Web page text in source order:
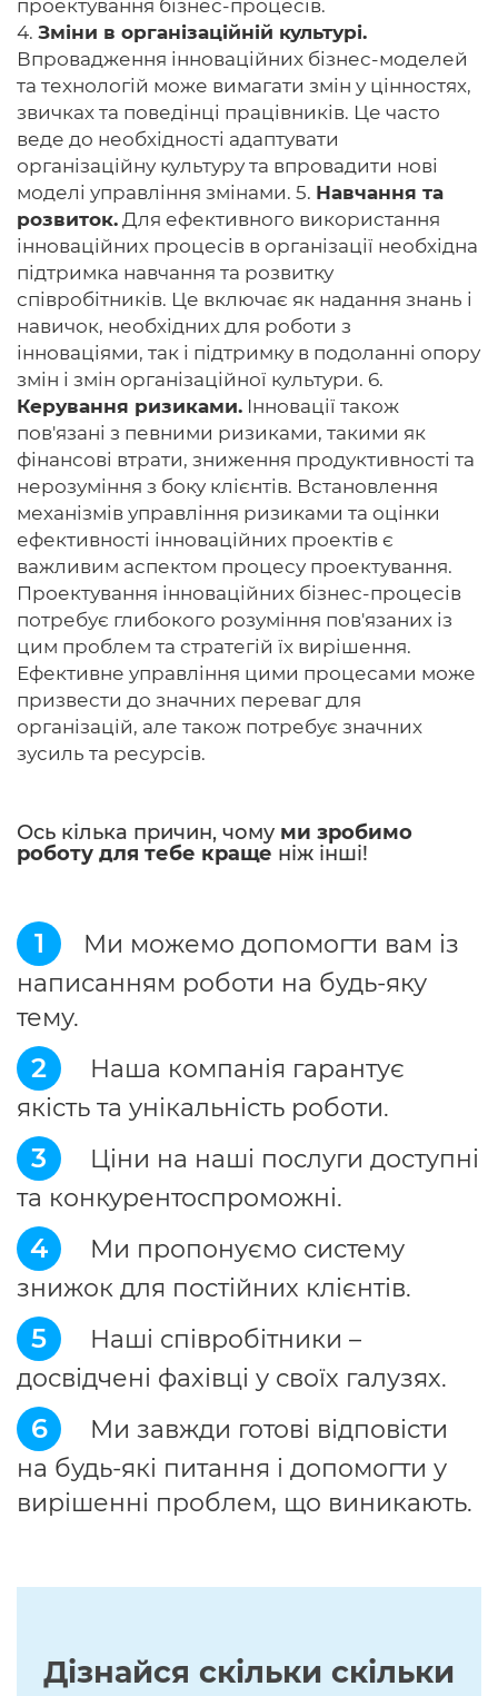
проектування бізнес-процесів.
4. Зміни в організаційній культурі.
Впровадження інноваційних бізнес-моделей
та технологій може вимагати змін у цінностях,
звичках та поведінці працівників. Це часто
веде до необхідності адаптувати
організаційну культуру та впровадити нові
моделі управління змінами. 5. Навчання та
розвиток. Для ефективного використання
інноваційних процесів в організації необхідна
підтримка навчання та розвитку
співробітників. Це включає як надання знань і
навичок, необхідних для роботи з
інноваціями, так і підтримку в подоланні опору
змін і змін організаційної культури. 6.
Керування ризиками. Інновації також
пов'язані з певними ризиками, такими як
фінансові втрати, зниження продуктивності та
нерозуміння з боку клієнтів. Встановлення
механізмів управління ризиками та оцінки
ефективності інноваційних проектів є
важливим аспектом процесу проектування.
Проектування інноваційних бізнес-процесів
потребує глибокого розуміння пов'язаних із
цим проблем та стратегій їх вирішення.
Ефективне управління цими процесами може
призвести до значних переваг для
організацій, але також потребує значних
зусиль та ресурсів.
Ось кілька причин, чому ми зробимо
роботу для тебе краще ніж інші!
1
Ми можемо допомогти вам із
написанням роботи на будь-яку
тему.
2
Наша компанія гарантує
якість та унікальність роботи.
3
Ціни на наші послуги доступні
та конкурентоспроможні.
4
Ми пропонуємо систему
знижок для постійних клієнтів.
5
Наші співробітники –
досвідчені фахівці у своїх галузях.
6
Ми завжди готові відповісти
на будь-які питання і допомогти у
вирішенні проблем, що виникають.
Дізнайся скільки скільки